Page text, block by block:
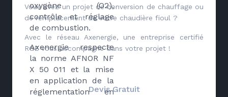
oxygène (O2),
contrôle et réglage
de combustion.
Axenergie respecte
la norme AFNOR NF
X 50 011 et la mise
en application de la
réglementation en
Vous avez un projet de conversion de chauffage ou
de remplacement de votre chaudière fioul ?
Avec le réseau Axenergie, une entreprise certifié
RGE vous accompagne dans votre projet !
Devis Gratuit